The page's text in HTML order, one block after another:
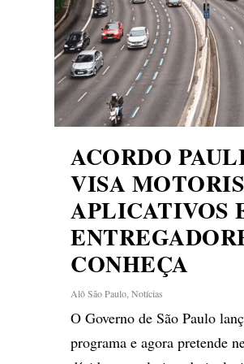
ACORDO
VISA
APLICATIVOS
CONHEÇA
Alô São Paulo ,Notícias
O Governo de São Paulo
programa e agora pretende